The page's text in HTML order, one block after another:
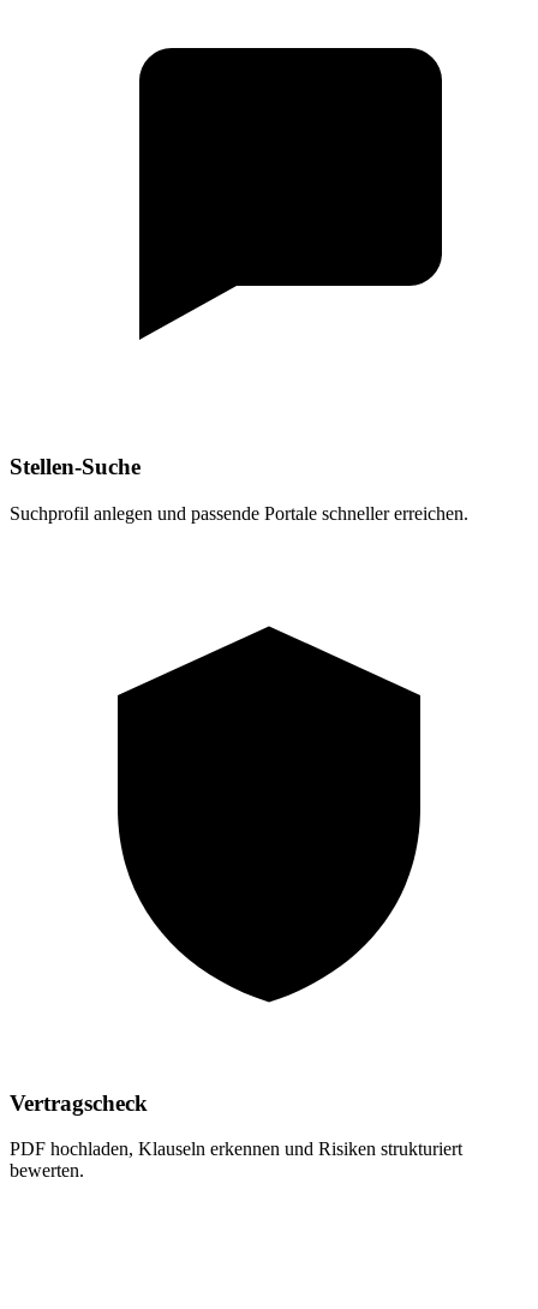
Stellen-Suche
Suchprofil anlegen und passende Portale schneller erreichen.
Vertragscheck
PDF hochladen, Klauseln erkennen und Risiken strukturiert
bewerten.